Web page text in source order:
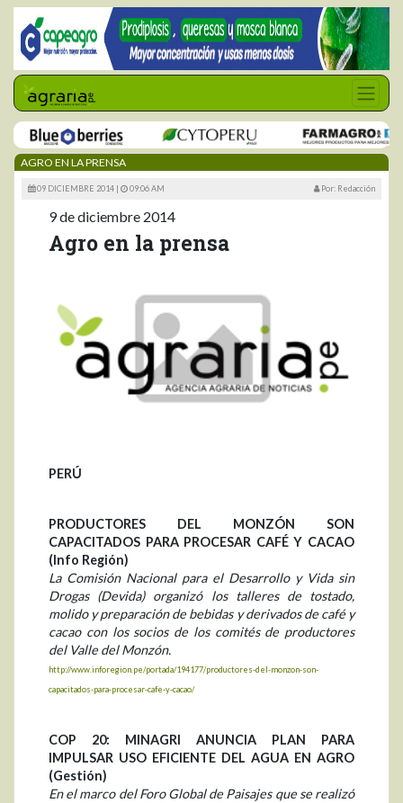
AGRO EN LA PRENSA
09 DICIEMBRE 2014 | 09:06 AM Por: Redacción
9 de diciembre 2014
Agro en la prensa
PERÚ
PRODUCTORES DEL MONZÓN SON
CAPACITADOS PARA PROCESAR CAFÉ Y CACAO
(Info Región)
La Comisión Nacional para el Desarrollo y Vida sin
Drogas (Devida) organizó los talleres de tostado,
molido y preparación de bebidas y derivados de café y
cacao con los socios de los comités de productores
del Valle del Monzón.
http://www.inforegion.pe/portada/194177/productores-del-monzon-son-
capacitados-para-procesar-cafe-y-cacao/
COP 20: MINAGRI ANUNCIA PLAN PARA
IMPULSAR USO EFICIENTE DEL AGUA EN AGRO
(Gestión)
En el marco del Foro Global de Paisajes que se realizó